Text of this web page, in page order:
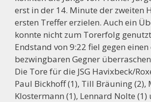
erst in der 14. Minute der zweiten
ersten Treffer erzielen. Auch ein
konnte nicht zum Torerfolg
Endstand von 9:22 fiel gegen
bezwingbaren Gegner
Die Tore für die JSG Havixbeck/
Paul Bickhoff (1), Till Bräuning (2),
Klostermann (1), Lennard Nolte (1)